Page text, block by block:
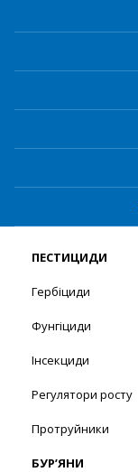
ПЕСТИЦИДИ
Гербіциди
Фунгіциди
Інсекциди
Регулятори росту
Протруйники
БУР’ЯНИ